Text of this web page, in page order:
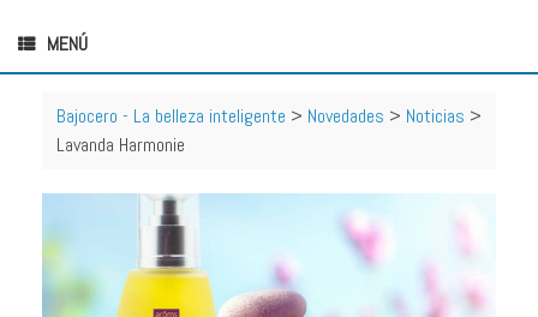
MENÚ
Bajocero - La belleza inteligente > Novedades > Noticias >
Lavanda Harmonie